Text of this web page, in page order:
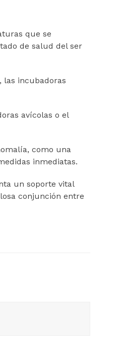
que se
de salud del ser
, las incubadoras
avícolas o el
como una
inmediatas.
un soporte vital
conjunción entre